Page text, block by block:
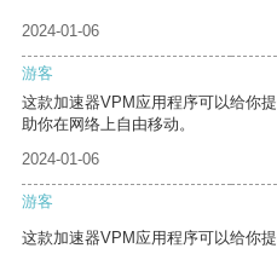
2024-01-06
游客
这款加速器VPM应用程序可以给你
助你在网络上自由移动。
2024-01-06
游客
这款加速器VPM应用程序可以给你